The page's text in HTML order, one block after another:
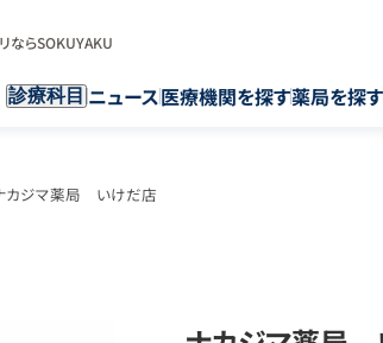
ならSOKUYAKU
診療科目 ニュース医療機関を探す薬局を探す
カジマ薬局 いけだ店